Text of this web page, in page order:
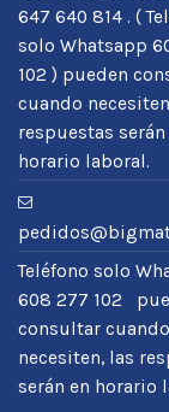
647 640 814 . (
solo Whatsapp
102 ) pueden
cuando
respuestas serán
horario laboral.
Teléfono solo
608 277 102
consultar cuando
necesiten, las
serán en horario